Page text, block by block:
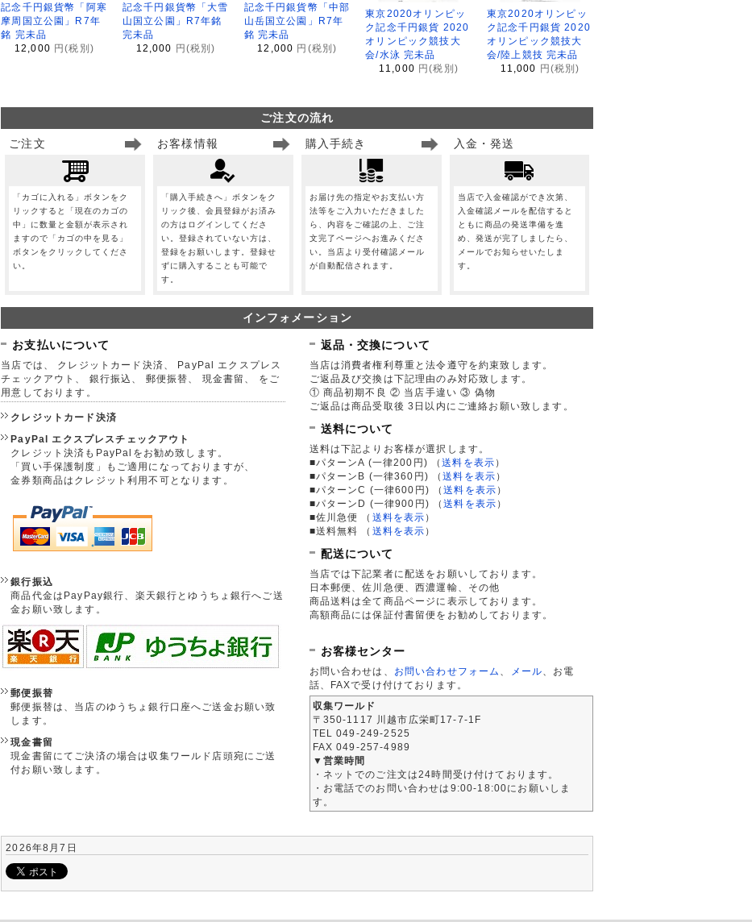
記念千円銀貨幣「阿寒
摩周国立公園」R7年
銘 完未品
12,000 円(税別)
記念千円銀貨幣「大雪
山国立公園」R7年銘
完未品
12,000 円(税別)
記念千円銀貨幣「中部
山岳国立公園」R7年
銘 完未品
12,000 円(税別)
東京2020オリンピッ
ク記念千円銀貨 2020
オリンピック競技大
会/水泳 完未品
11,000 円(税別)
東京2020オリンピッ
ク記念千円銀貨 2020
オリンピック競技大
会/陸上競技 完未品
11,000 円(税別)
ご注文の流れ
ご注文
「カゴに入れる」ボタンをク
リックすると「現在のカゴの
中」に数量と金額が表示され
ますので「カゴの中を見る」
ボタンをクリックしてくださ
い。
お客様情報
「購入手続きへ」ボタンをク
リック後、会員登録がお済み
の方はログインしてくださ
い。登録されていない方は、
登録をお願いします。登録せ
ずに購入することも可能で
す。
購入手続き
お届け先の指定やお支払い方
法等をご入力いただきました
ら、内容をご確認の上、ご注
文完了ページへお進みくださ
い。当店より受付確認メール
が自動配信されます。
入金・発送
当店で入金確認ができ次第、
入金確認メールを配信すると
ともに商品の発送準備を進
め、発送が完了しましたら、
メールでお知らせいたしま
す。
インフォメーション
お支払いについて
当店では、 クレジットカード決済、 PayPal エクスプレス
チェックアウト、 銀行振込、 郵便振替、 現金書留、 をご
用意しております。
クレジットカード決済
PayPal エクスプレスチェックアウト
クレジット決済もPayPalをお勧め致します。
「買い手保護制度」もご適用になっておりますが、
金券類商品はクレジット利用不可となります。
銀行振込
商品代金はPayPay銀行、楽天銀行とゆうちょ銀行へご送
金お願い致します。
郵便振替
郵便振替は、当店のゆうちょ銀行口座へご送金お願い致
します。
現金書留
現金書留にてご決済の場合は収集ワールド店頭宛にご送
付お願い致します。
返品・交換について
当店は消費者権利尊重と法令遵守を約束致します。
ご返品及び交換は下記理由のみ対応致します。
① 商品初期不良 ② 当店手違い ③ 偽物
ご返品は商品受取後 3日以内にご連絡お願い致します。
送料について
送料は下記よりお客様が選択します。
■パターンA (一律200円)
（送料を表示 ）
■パターンB (一律360円)
（送料を表示 ）
■パターンC (一律600円)
（送料を表示 ）
■パターンD (一律900円)
（送料を表示 ）
■佐川急便
（ 送料を表示 ）
■送料無料
（ 送料を表示 ）
配送について
当店では下記業者に配送をお願いしております。
日本郵便、佐川急便、西濃運輸、その他
商品送料は全て商品ページに表示しております。
高額商品には保証付書留便をお勧めしております。
お客様センター
お問い合わせは、 お問い合わせフォーム メール 、お電
話、FAXで受け付けております。
収集ワールド
〒350-1117 川越市広栄町17-7-1F
TEL 049-249-2525
FAX 049-257-4989
▼営業時間
・ネットでのご注文は24時間受け付けております。
・お電話でのお問い合わせは9:00-18:00にお願いしま
す。
2026年8月7日